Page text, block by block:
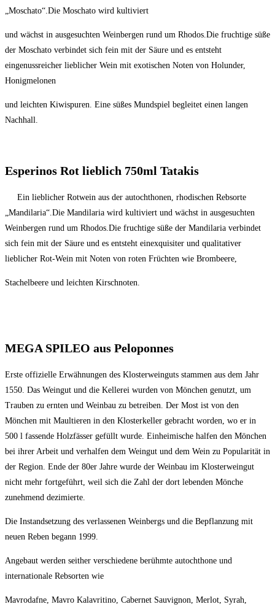
„Moschato“.Die Moschato wird kultiviert
und wächst in ausgesuchten Weinbergen rund um Rhodos.Die fruchtige süße
der Moschato verbindet sich fein mit der Säure und es entsteht
eingenussreicher lieblicher Wein mit exotischen Noten von Holunder,
Honigmelonen
und leichten Kiwispuren. Eine süßes Mundspiel begleitet einen langen
Nachhall.
Esperinos Rot lieblich 750ml Tatakis
Ein lieblicher Rotwein aus der autochthonen, rhodischen Rebsorte
„Mandilaria“.Die Mandilaria wird kultiviert und wächst in ausgesuchten
Weinbergen rund um Rhodos.Die fruchtige süße der Mandilaria verbindet
sich fein mit der Säure und es entsteht einexquisiter und qualitativer
lieblicher Rot-Wein mit Noten von roten Früchten wie Brombeere,
Stachelbeere und leichten Kirschnoten.
MEGA SPILEO aus Peloponnes
Erste offizielle Erwähnungen des Klosterweinguts stammen aus dem Jahr
1550. Das Weingut und die Kellerei wurden von Mönchen genutzt, um
Trauben zu ernten und Weinbau zu betreiben. Der Most ist von den
Mönchen mit Maultieren in den Klosterkeller gebracht worden, wo er in
500 l fassende Holzfässer gefüllt wurde. Einheimische halfen den Mönchen
bei ihrer Arbeit und verhalfen dem Weingut und dem Wein zu Popularität in
der Region. Ende der 80er Jahre wurde der Weinbau im Klosterweingut
nicht mehr fortgeführt, weil sich die Zahl der dort lebenden Mönche
zunehmend dezimierte.
Die Instandsetzung des verlassenen Weinbergs und die Bepflanzung mit
neuen Reben begann 1999.
Angebaut werden seither verschiedene berühmte autochthone und
internationale Rebsorten wie
Mavrodafne Mavro Kalavritino Cabernet Sauvignon Merlot Syrah